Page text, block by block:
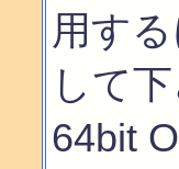
用す
して
64bit